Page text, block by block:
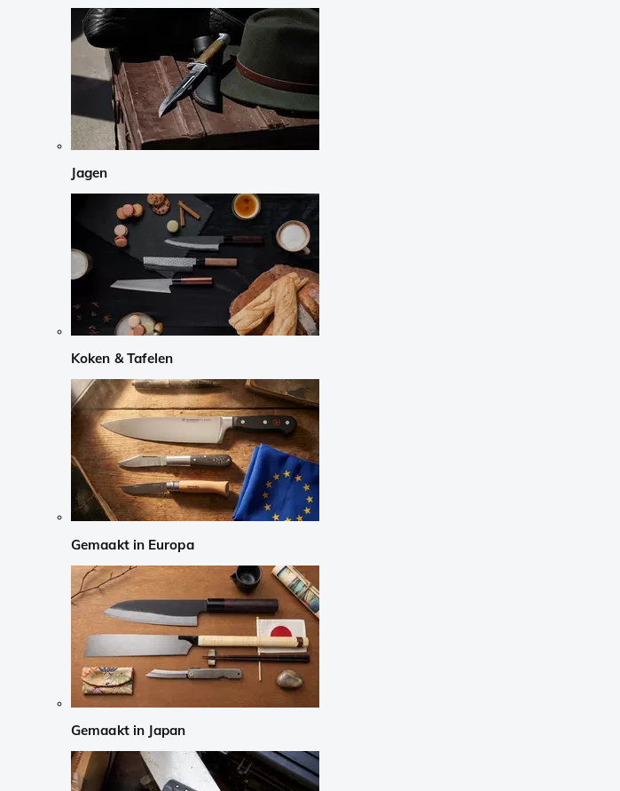
Jagen
Koken & Tafelen
Gemaakt in Europa
Gemaakt in Japan